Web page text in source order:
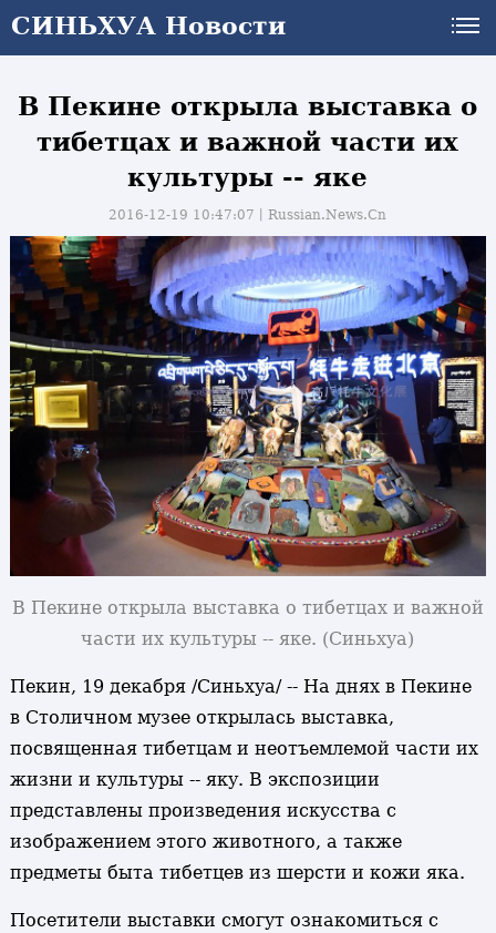
СИНЬХУА Новости
В Пекине открыла выставка о
тибетцах и важной части их
культуры -- яке
2016-12-19 10:47:07丨Russian.News.Cn
В Пекине открыла выставка о тибетцах и важной
части их культуры -- яке. (Синьхуа)
Пекин, 19 декабря /Синьхуа/ -- На днях в Пекине
в Столичном музее открылась выставка,
посвященная тибетцам и неотъемлемой части их
жизни и культуры -- яку. В экспозиции
представлены произведения искусства с
изображением этого животного, а также
предметы быта тибетцев из шерсти и кожи яка.
Посетители выставки смогут ознакомиться с